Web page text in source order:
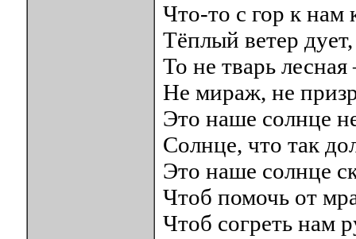
Что-то с гор к нам
Тёплый ветер
То не тварь лесная
Не мираж, не
Это наше солнце
Солнце, что так
Это наше солнце
Чтоб помочь от
Чтоб согреть нам